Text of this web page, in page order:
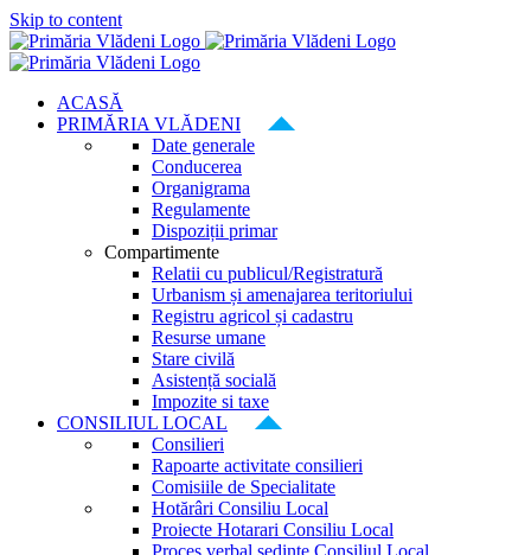
Skip to content
ACASĂ
PRIMĂRIA VLĂDENI
Date generale
Conducerea
Organigrama
Regulamente
Dispoziții primar
Compartimente
Relatii cu publicul/Registratură
Urbanism și amenajarea teritoriului
Registru agricol și cadastru
Resurse umane
Stare civilă
Asistență socială
Impozite si taxe
CONSILIUL LOCAL
Consilieri
Rapoarte activitate consilieri
Comisiile de Specialitate
Hotărâri Consiliu Local
Proiecte Hotarari Consiliu Local
Proces verbal ședințe Consiliul Local